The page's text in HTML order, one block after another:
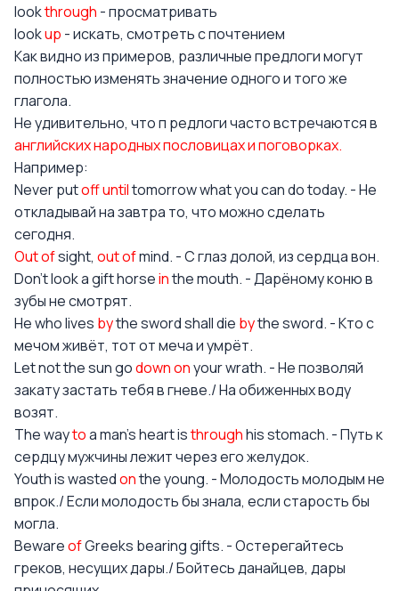
lookthrough - просматривать
lookup - искать, смотреть с почтением
Как видно из примеров, различные предлоги могут
полностью изменять значение одного и того же
глагола.
Не удивительно, что п редлоги часто встречаются в
английских народных пословицах и поговорках.
Например:
Never putoffuntiltomorrow what you can do today. - Не
откладывай на завтра то, что можно сделать
сегодня.
Out ofsight, out ofmind. - С глаз долой, из сердца вон.
Don’t look a gift horseinthe mouth. - Дарёному коню в
зубы не смотрят.
He who lives bythe sword shall die bythe sword. - Кто с
мечом живёт, тот от меча и умрёт.
Let not the sun godown onyour wrath. - Не позволяй
закату застать тебя в гневе./ На обиженных воду
возят.
The waytoa man’s heart isthroughhis stomach. - Путь к
сердцу мужчины лежит через его желудок.
Youth is wastedonthe young. - Молодость молодым не
впрок./ Если молодость бы знала, если старость бы
могла.
BewareofGreeks bearing gifts. - Остерегайтесь
греков, несущих дары./ Бойтесь данайцев, дары